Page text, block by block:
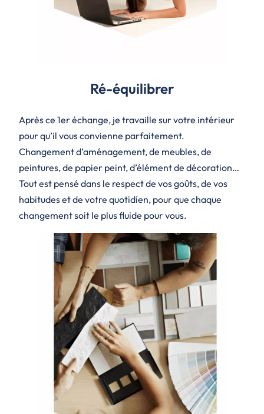
Ré-équilibrer
Après ce 1er échange, je travaille sur votre intérieur
pour qu’il vous convienne parfaitement.
Changement d’aménagement, de meubles, de
peintures, de papier peint, d’élément de décoration…
Tout est pensé dans le respect de vos goûts, de vos
habitudes et de votre quotidien, pour que chaque
changement soit le plus fluide pour vous.